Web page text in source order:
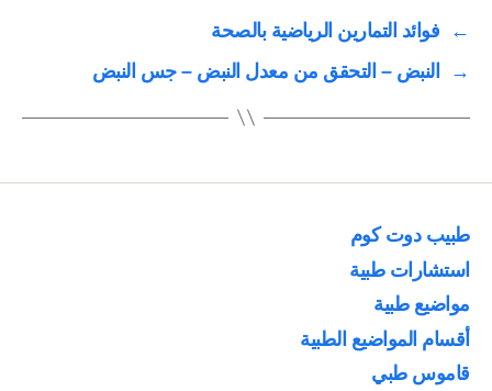
←
فوائد التمارين الرياضية بالصحة
→
النبض – التحقق من معدل النبض – جس النبض
طبيب دوت كوم
استشارات طبية
مواضيع طبية
أقسام المواضيع الطبية
قاموس طبي